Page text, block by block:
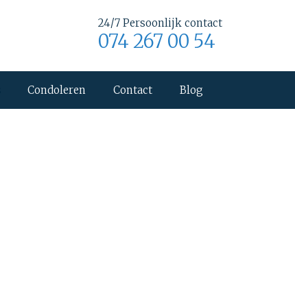
24/7 Persoonlijk contact
074 267 00 54
Condoleren Contact Blog